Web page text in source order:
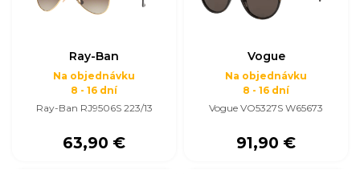
Ray-Ban
Na objednávku
8 - 16 dní
Ray-Ban RJ9506S 223/13
63,90 €
Vogue
Na objednávku
8 - 16 dní
Vogue VO5327S W65673
91,90 €